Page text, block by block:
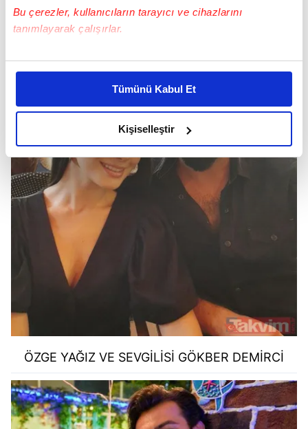
Bu çerezler, kullanıcıların tarayıcı ve cihazlarını
tanımlayarak çalışırlar.
Bu çerezlere izin vermeniz halinde sizlere özel
daha iyi reklam deneyimi yaşatabiliriz. Bunu yaparken
amacımızın size daha iyi bir reklam deneyimi sunmak
olduğunu ve sizlere en iyi içerikleri sunabilmek adına
elimizden gelen çabayı gösterdiğimizi ve bu noktada,
reklamların maliyetlerimizi karşılamak noktasında tek gelir
kalemimiz olduğunu sizlere hatırlatmak isteriz.
Her halükârda, kullanıcılar, bu çerezlere izin vermedikleri
takdirde, kullanıcılara hedefli reklamlar
gösterilmeyecektir."
Sizlere daha iyi bir hizmet sunabilmek için İnternet
Sitemizde kendimize ve üçüncü kişilere ait çerezler
kullanılmaktadır. Bu çerezler vasıtasıyla çeşitli kişisel
verileriniz işlenmekte olup gerekli olan çerezler bilgi
kullanılmaktadır. Diğer çerezler, sitemizin daha işlevsel
kılınması ve kişiselleştirilmesi ve sizlere yönelik
reklam/pazarlama faaliyetlerinin yapılması, amaçlarıyla
sınırlı olarak açık rızanız dahilinde kullanılacaktır.
Tümünü Kabul Et
Kişiselleştir
ÖZGE YAĞIZ VE SEVGİLİSİ GÖKBER DEMİRCİ